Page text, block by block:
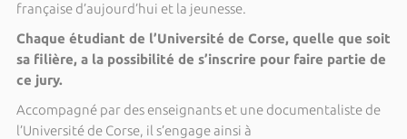
française d’aujourd’hui et la jeunesse.
Chaque étudiant de l’Université de Corse, quelle que soit
sa filière, a la possibilité de s’inscrire pour faire partie de
ce jury.
Accompagné par des enseignants et une documentaliste de
l’Université de Corse, il s’engage ainsi à